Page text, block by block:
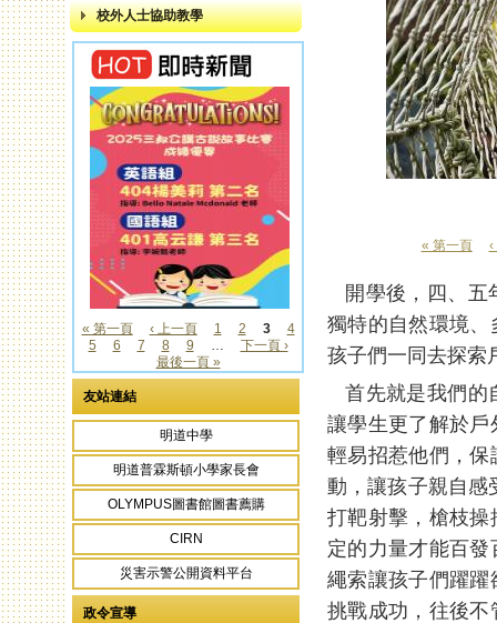
校外人士協助教學
頁面
« 第一頁 ‹ 上一頁 1 2 3
4
5
6 7 8 9 …
下一頁 ›
最後一頁 »
友站連結
明道中學
明道普霖斯頓小學家長會
OLYMPUS圖書館圖書薦購
CIRN
災害示警公開資料平台
政令宣導
« 第一頁
開學後，四、五
獨特的自然環境
孩子們一同去探索
首先就是我們的
讓學生更了解於
輕易招惹他們，
動，讓孩子親自感
打靶射擊，槍枝
定的力量才能百
繩索讓孩子們躍
挑戰成功，往後